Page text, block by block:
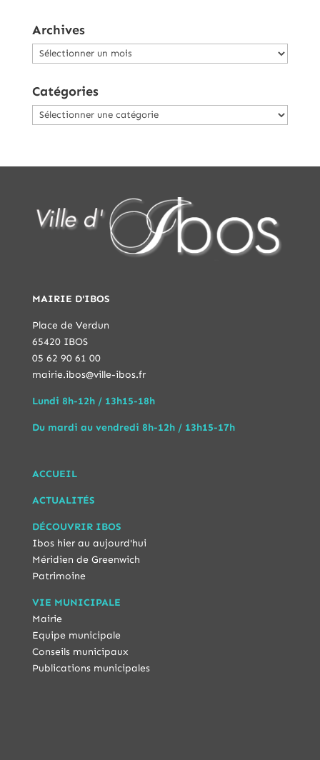
Archives
Archives
Catégories
Catégories
MAIRIE D'IBOS
Place de Verdun
65420 IBOS
05 62 90 61 00
mairie.ibos@ville-ibos.fr
Lundi 8h-12h / 13h15-18h
Du mardi au vendredi 8h-12h / 13h15-17h
ACCUEIL
ACTUALITÉS
DÉCOUVRIR IBOS
Ibos hier au aujourd'hui
Méridien de Greenwich
Patrimoine
VIE MUNICIPALE
Mairie
Equipe municipale
Conseils municipaux
Publications municipales